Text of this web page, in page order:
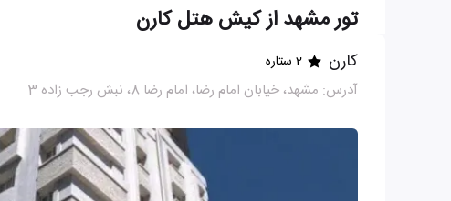
تور مشهد از کیش هتل کارن
کارن 2 ستاره
آدرس: مشهد، خیابان امام رضا، امام رضا 8، نبش رجب زاده 3